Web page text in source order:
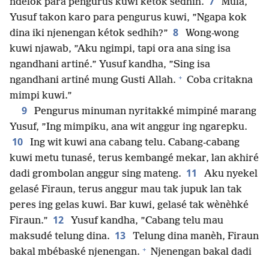
ndelok para pengurus kuwi kétok sedhih.
Mula,
Yusuf takon karo para pengurus kuwi, ”Ngapa kok
dina iki njenengan kétok sedhih?” 8
Wong-wong
kuwi njawab, ”Aku ngimpi, tapi ora ana sing isa
ngandhani artiné.” Yusuf kandha, ”Sing isa
ngandhani artiné mung Gusti Allah. + Coba critakna
mimpi kuwi.”
9
Pengurus minuman nyritakké mimpiné marang
Yusuf, ”Ing mimpiku, ana wit anggur ing ngarepku.
10
Ing wit kuwi ana cabang telu. Cabang-cabang
kuwi metu tunasé, terus kembangé mekar, lan akhiré
dadi grombolan anggur sing mateng. 11
Aku nyekel
gelasé Firaun, terus anggur mau tak jupuk lan tak
peres ing gelas kuwi. Bar kuwi, gelasé tak wènèhké
Firaun.” 12
Yusuf kandha, ”Cabang telu mau
maksudé telung dina. 13
Telung dina manèh, Firaun
bakal mbébaské njenengan. + Njenengan bakal dadi